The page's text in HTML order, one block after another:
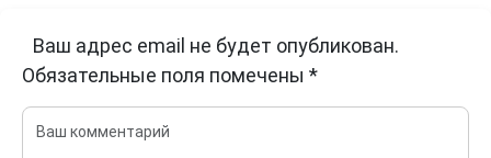
Ваш адрес email не будет опубликован.
Обязательные поля помечены *